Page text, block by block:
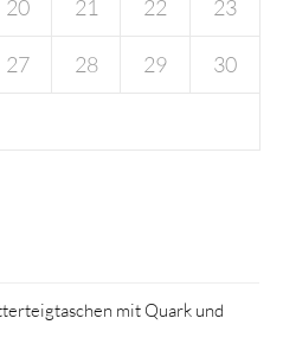
20 21 22 23
27 28 29 30
mit Quark und